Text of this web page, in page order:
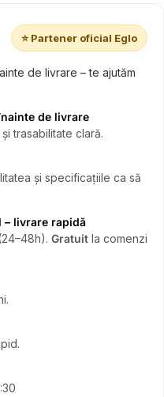
⭐ Partener oficial Eglo
de livrare – te ajutăm
de livrare
trasabilitate clară.
și specificațiile ca să
livrare rapidă
Gratuit la comenzi